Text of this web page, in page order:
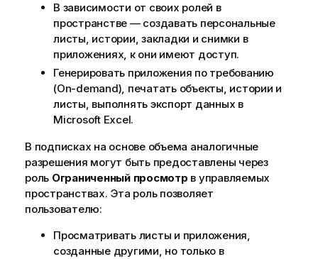
В зависимости от своих ролей в
пространстве — создавать персональные
листы, истории, закладки и снимки в
приложениях, к они имеют доступ.
Генерировать приложения по требованию
(On-demand), печатать объекты, истории и
листы, выполнять экспорт данных в
Microsoft Excel.
В подписках на основе объема аналогичные
разрешения могут быть предоставлены через
роль Ограниченный просмотр в управляемых
пространствах. Эта роль позволяет
пользователю:
Просматривать листы и приложения,
созданные другими, но только в